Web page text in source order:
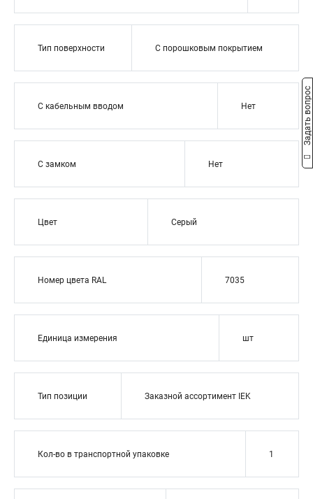
Тип поверхности С порошковым покрытием
С кабельным вводом Нет
С замком Нет
Цвет Серый
Номер цвета RAL 7035
Единица измерения шт
Тип позиции Заказной ассортимент IEK
Кол-во в транспортной упаковке 1
Задать вопрос